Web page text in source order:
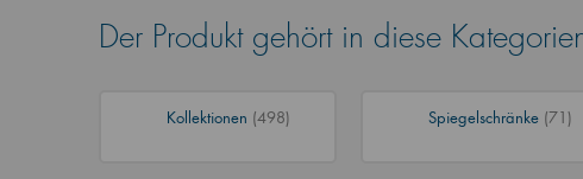
Der Produkt gehört in diese
Kollektionen (498) Spiegelschränke (71)